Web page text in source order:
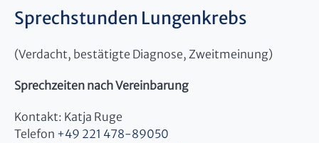
Sprechstunden Lungenkrebs
(Verdacht, bestätigte Diagnose, Zweitmeinung)
Sprechzeiten nach Vereinbarung
Kontakt: Katja Ruge
Telefon +49 221 478-89050